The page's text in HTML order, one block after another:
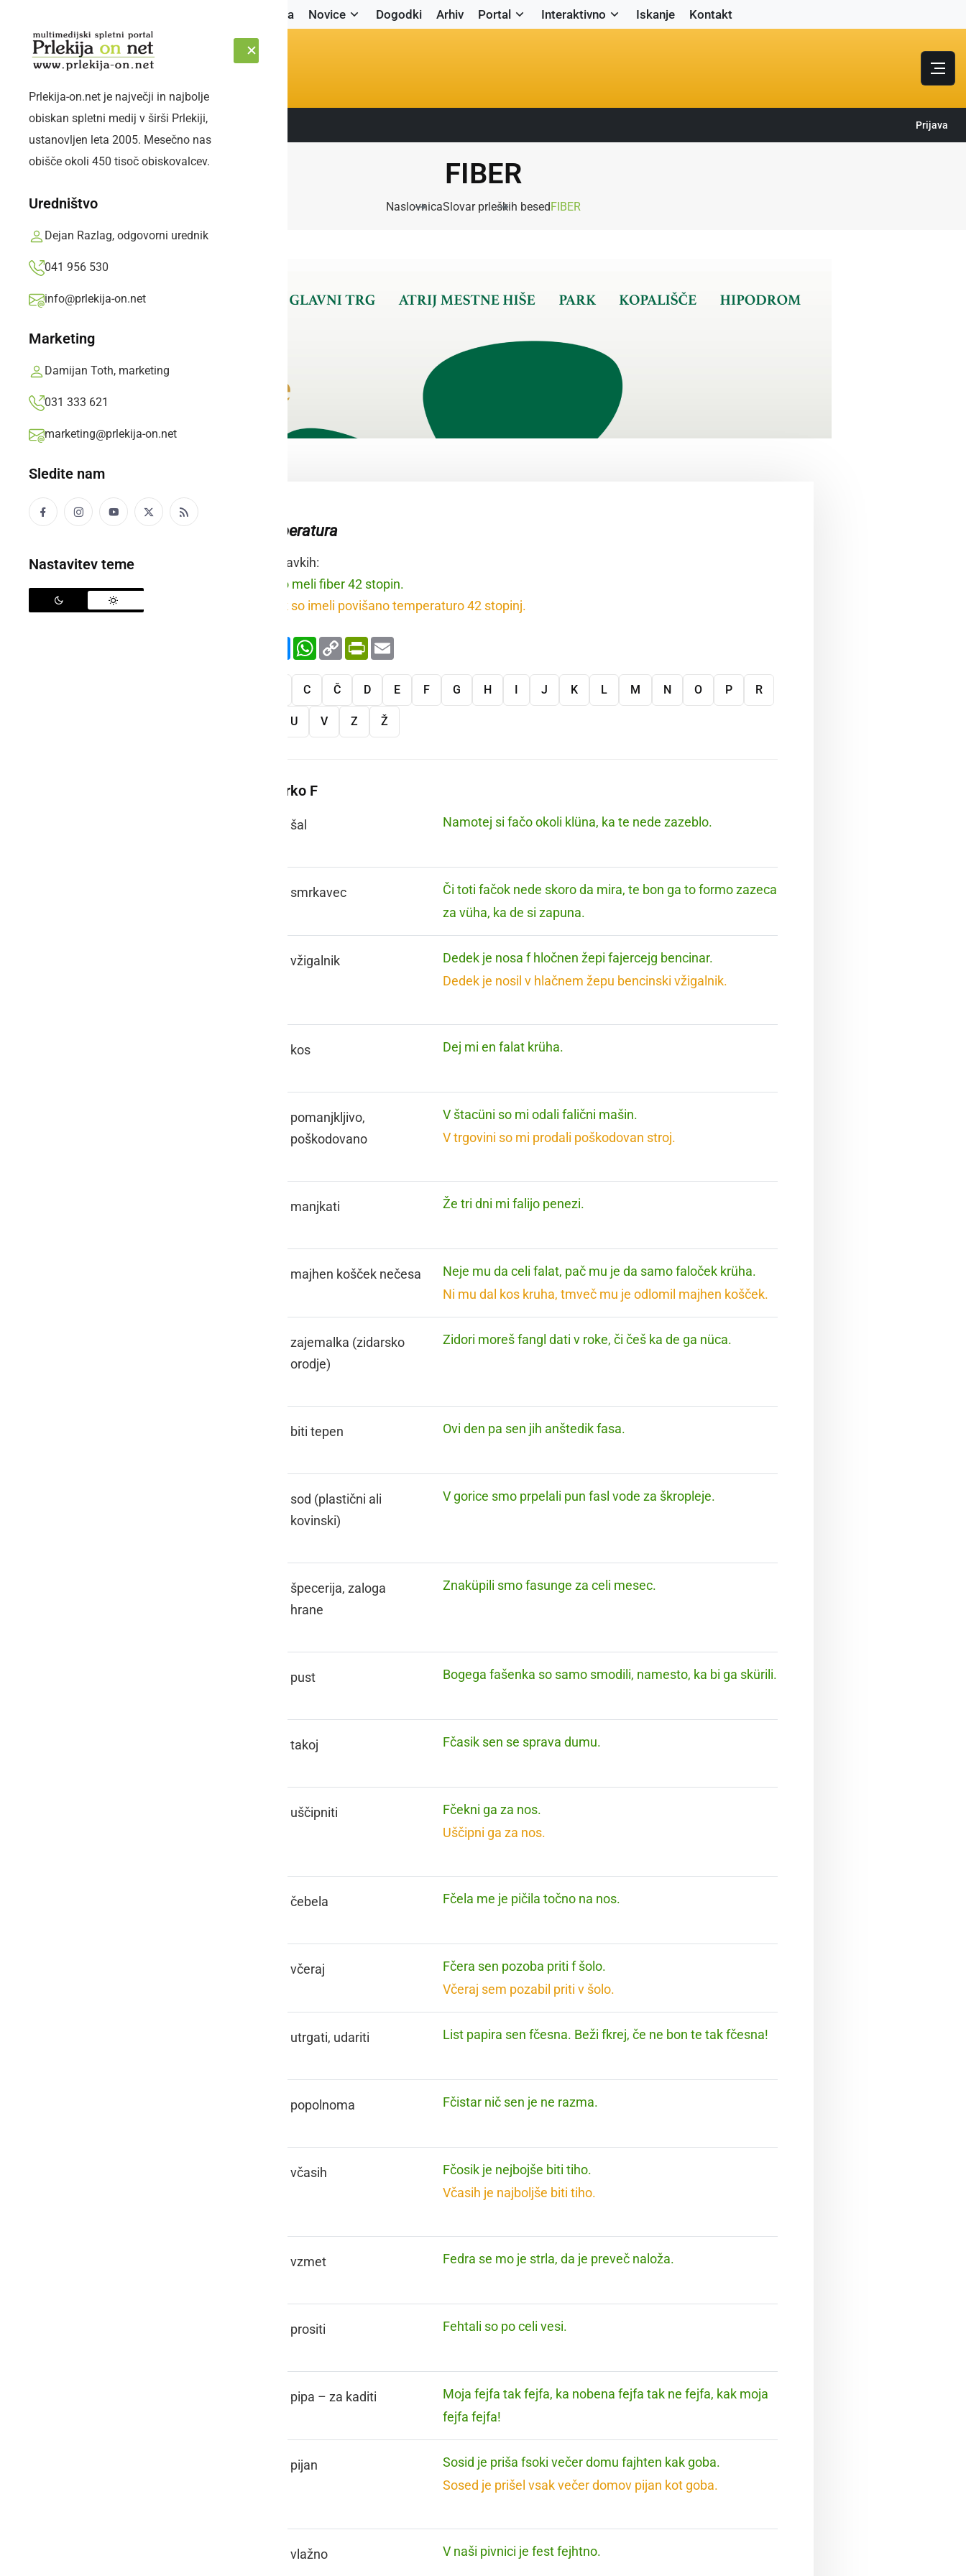
Naslovnica Novice Dogodki Arhiv Portal Interaktivno Iskanje Kontakt
PETEK, 7. AVGUST 2026 Sledite nam: Prijava
Prlekija-on.net je največji in najbolje
obiskan spletni medij v širši Prlekiji,
ustanovljen leta 2005. Mesečno nas
obišče okoli 450 tisoč obiskovalcev.
Uredništvo
Dejan Razlag, odgovorni urednik
041 956 530
info@prlekija-on.net
Marketing
Damijan Toth, marketing
031 333 621
marketing@prlekija-on.net
Sledite nam
Nastavitev teme
FIBER
NaslovnicaSlovar prleških besedFIBER
povišana temperatura
Raba besede v stavkih:
Dedek so meli fiber 42 stopin.
Dedek so imeli povišano temperaturo 42 stopinj.
FacebookMessenger
WhatsApp
Copy
Link
PrintFriendly
C Č D E F G H I J K L M N O P R
U V Z Ž
Več besed na črko F
šal Namotej si fačo okoli klüna, ka te nede zazeblo.
smrkavec
Či toti fačok nede skoro da mira, te bon ga to formo zazeca
za vüha, ka de si zapuna.
vžigalnik
Dedek je nosa f hločnen žepi fajercejg bencinar.
Dedek je nosil v hlačnem žepu bencinski vžigalnik.
kos Dej mi en falat krüha.
pomanjkljivo,
poškodovano
V štacüni so mi odali falični mašin.
V trgovini so mi prodali poškodovan stroj.
manjkati Že tri dni mi falijo penezi.
majhen košček nečesa
Neje mu da celi falat, pač mu je da samo faloček krüha.
Ni mu dal kos kruha, tmveč mu je odlomil majhen košček.
zajemalka (zidarsko
orodje)
Zidori moreš fangl dati v roke, či češ ka de ga nüca.
biti tepen Ovi den pa sen jih anštedik fasa.
sod (plastični ali
kovinski)
V gorice smo prpelali pun fasl vode za škropleje.
špecerija, zaloga
hrane
Znaküpili smo fasunge za celi mesec.
pust Bogega fašenka so samo smodili, namesto, ka bi ga skürili.
takoj Fčasik sen se sprava dumu.
uščipniti
Fčekni ga za nos.
Uščipni ga za nos.
čebela Fčela me je pičila točno na nos.
včeraj
Fčera sen pozoba priti f šolo.
Včeraj sem pozabil priti v šolo.
utrgati, udariti List papira sen fčesna. Beži fkrej, če ne bon te tak fčesna!
popolnoma Fčistar nič sen je ne razma.
včasih
Fčosik je nejbojše biti tiho.
Včasih je najboljše biti tiho.
vzmet Fedra se mo je strla, da je preveč naloža.
prositi Fehtali so po celi vesi.
pipa – za kaditi
Moja fejfa tak fejfa, ka nobena fejfa tak ne fejfa, kak moja
fejfa fejfa!
pijan
Sosid je priša fsoki večer domu fajhten kak goba.
Sosed je prišel vsak večer domov pijan kot goba.
vlažno V naši pivnici je fest fejhtno.